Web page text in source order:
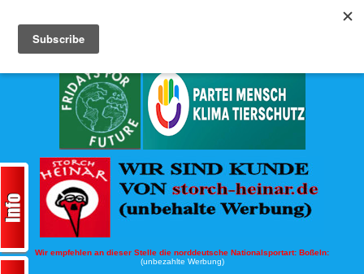
Wir empfehlen an dieser Stelle die norddeutsche Nationalsportart: Boßeln:
(unbezahlte Werbung)